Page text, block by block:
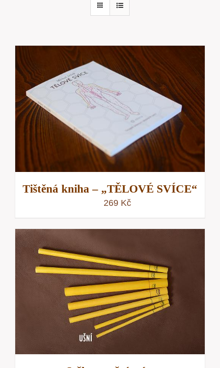
Tištěná kniha – „TĚLOVÉ SVÍCE“
269 Kč